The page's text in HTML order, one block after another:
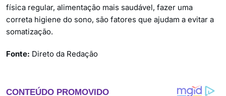
física regular, alimentação mais saudável, fazer uma
correta higiene do sono, são fatores que ajudam a evitar a
somatização.
Fonte: Direto da Redação